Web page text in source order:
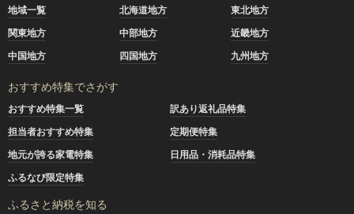
地域一覧 北海道地方
東北地方
関東地方
中部地方
近畿地方
中国地方
四国地方 九州地方
おすすめ特集でさがす
おすすめ特集一覧
訳あり返礼品特集
担当者おすすめ特集
定期便特集
地元が誇る家電特集
日用品・消耗品特集
ふるなび限定特集
ふるさと納税を知る